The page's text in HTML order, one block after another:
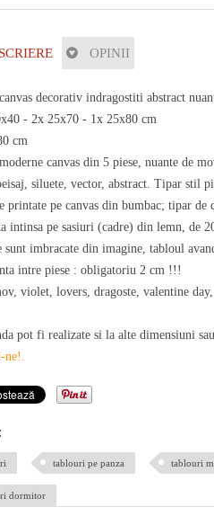
OPINII
decorativ indragostiti abstract
- 2x 25x70 - 1x 25x80 cm
cm
canvas din 5 piese, nuante de
siluete, vector, abstract. Tipar stil
printate pe canvas din bumbac; tipar de
intinsa pe sasiuri (cadre) din lemn, de
imbracate din imagine, tabloul
intre piese : obligatoriu 2 cm !!!
violet, lovers, dragoste, valentine
pot fi realizate si la alte dimensiuni
ne!.
tablouri pe panza tablouri
dormitor